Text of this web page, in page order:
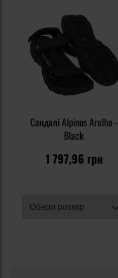
Сандалі Alpinus Arelho -
Black
1 797,96 грн